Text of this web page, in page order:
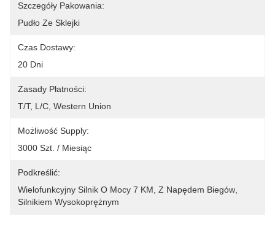
Szczegóły Pakowania:
Pudło Ze Sklejki
Czas Dostawy:
20 Dni
Zasady Płatności:
T/T, L/C, Western Union
Możliwość Supply:
3000 Szt. / Miesiąc
Podkreślić:
Wielofunkcyjny Silnik O Mocy 7 KM Z Napędem Biegów
Silnikiem Wysokoprężnym